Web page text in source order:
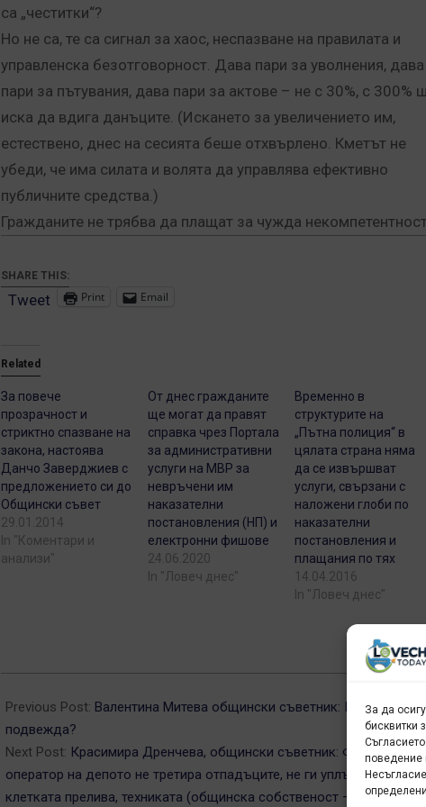
За да
бисквитки
поведение
са „честитки“?
Но не са, те са сигнал за хаос, неспазване на правилата и
управленска безотговорност. Дава пари за уволнения, дава
пари за пътувания, дава пари за актове – не с 30%, с 300%
иска да вдига данъците. (Искането за увеличението им,
естествено, днес на сесията беше отхвърлено. Кметът не
убеди, че има силата и волята да управлява ефективно
публичните средства.)
Гражданите не трябва да плащат за чужда
SHARE THIS:
Tweet Print Email
Related
За повече
прозрачност и
стриктно спазване на
закона, настоява
Данчо Заверджиев с
предложението си до
Общински съвет
29.01.2014
In "Коментари и
анализи"
От днес гражданите
ще могат да правят
справка чрез Портала
за административни
услуги на МВР за
невръчени им
наказателни
постановления (НП) и
електронни фишове
24.06.2020
In "Ловеч днес"
Временно в
структурите на
„Пътна полиция“ в
цялата страна няма
да се извършват
услуги, свързани с
наложени глоби по
наказателни
постановления и
плащания по тях
14.04.2016
In "Ловеч днес"
11-
28
Previous Post: Валентина Митева общински съветник: Кой кога
подвежда?
Next Post: Красимира Дренчева, общински съветник: Фирмата-
оператор на депото не третира отпадъците, не ги уплътнява,
клетката прелива, техниката (общинска собственост – санитарен